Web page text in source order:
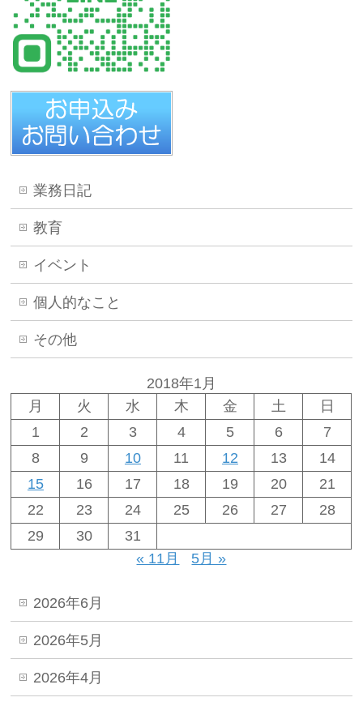
業務日記
教育
イベント
個人的なこと
その他
2018年1月
月
火 水 木 金 土
日
1
2 3 4 5 6
7
8
9 10 11 12 13
14
15
16 17 18 19 20
21
22
23 24 25 26 27
28
29
30
31
« 11月
5月 »
2026年6月
2026年5月
2026年4月